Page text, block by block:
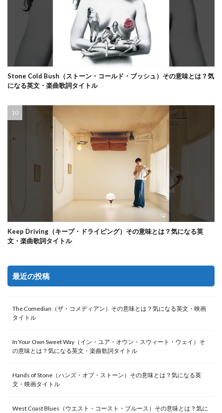
Stone Cold Bush（ストーン・コールド・ブッシュ）その意味とは？気
になる英文・楽曲歌詞タイトル
Keep Driving（キープ・ドライビング）その意味とは？気になる英
文・楽曲歌詞タイトル
最近の投稿
The Comedian（ザ・コメディアン）その意味とは？気になる英文・映画
タイトル
In Your Own Sweet Way（イン・ユア・オウン・スウィート・ウェイ）そ
の意味とは？気になる英文・楽曲歌詞タイトル
Hands of Stone（ハンズ・オブ・ストーン）その意味とは？気になる英
文・映画タイトル
West Coast Blues（ウエスト・コースト・ブルース）その意味とは？気に